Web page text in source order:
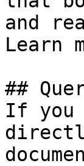
and
Learn
##
If you